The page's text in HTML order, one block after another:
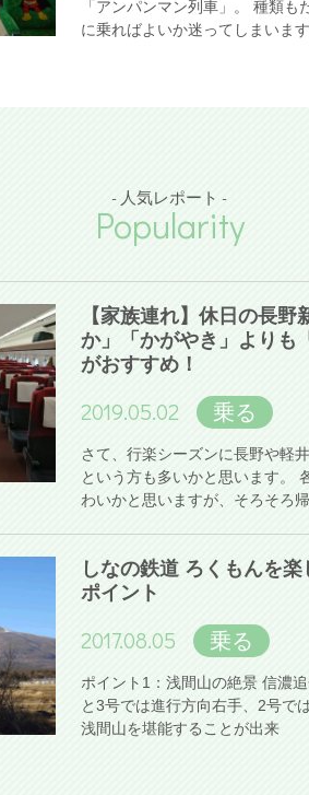
「アンパンマン列車」。 種類も
に乗ればよいか迷ってしまいます
- 人気レポート -
Popularity
【家族連れ】休日の長野
か」「かがやき」よりも
がおすすめ！
2019.05.02 乗る
さて、行楽シーズンに長野や軽
という方も多いかと思います。
わいかと思いますが、そろそろ
しなの鉄道 ろくもんを
ポイント
2017.08.05 乗る
ポイント1：浅間山の絶景 信濃
と3号では進行方向右手、2号で
浅間山を堪能することが出来